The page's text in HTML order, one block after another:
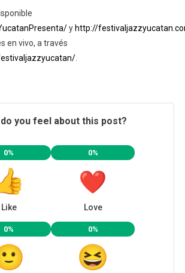
y http://
en vivo, a través
.
you feel about this post?
0%
Like
0%
Love
0% 0%